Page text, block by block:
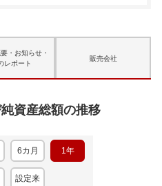
・お知らせ・
レポート
販売会社
資産総額の推移
6カ月 1年
設定来